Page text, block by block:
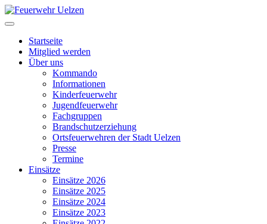
Startseite
Mitglied werden
Über uns
Kommando
Informationen
Kinderfeuerwehr
Jugendfeuerwehr
Fachgruppen
Brandschutzerziehung
Ortsfeuerwehren der Stadt Uelzen
Presse
Termine
Einsätze
Einsätze 2026
Einsätze 2025
Einsätze 2024
Einsätze 2023